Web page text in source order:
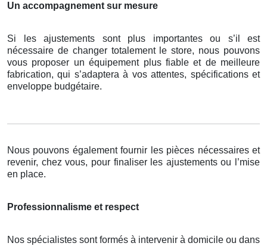
Un accompagnement sur mesure
Si les ajustements sont plus importantes ou s’il est
nécessaire de changer totalement le store, nous pouvons
vous proposer un équipement plus fiable et de meilleure
fabrication, qui s’adaptera à vos attentes, spécifications et
enveloppe budgétaire.
Nous pouvons également fournir les pièces nécessaires et
revenir, chez vous, pour finaliser les ajustements ou l’mise
en place.
Professionnalisme et respect
Nos spécialistes sont formés à intervenir à domicile ou dans